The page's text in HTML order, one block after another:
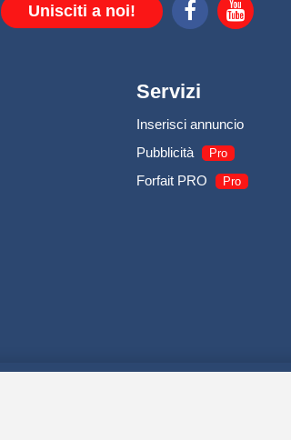
Unisciti a noi!
Servizi
Inserisci annuncio
Pubblicità
Pro
Forfait PRO Pro
DOLE 504 811 373 - TVA FR00504811373 -